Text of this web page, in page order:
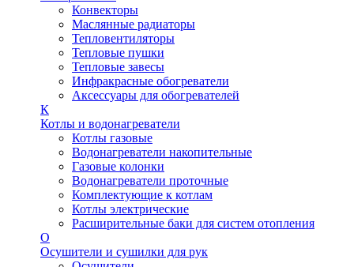
Конвекторы
Маслянные радиаторы
Тепловентиляторы
Тепловые пушки
Тепловые завесы
Инфракрасные обогреватели
Аксессуары для обогревателей
К
Котлы и водонагреватели
Котлы газовые
Водонагреватели накопительные
Газовые колонки
Водонагреватели проточные
Комплектующие к котлам
Котлы электрические
Расширительные баки для систем отопления
О
Осушители и сушилки для рук